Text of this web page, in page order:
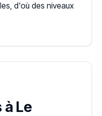
d'où des niveaux
Le